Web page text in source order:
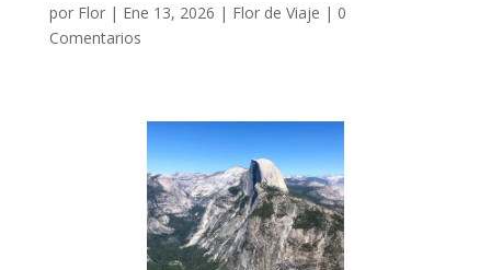
por Flor| Ene 13, 2026 | Flor de Viaje | 0
Comentarios